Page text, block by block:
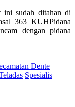
ini sudah ditahan di
363 KUHPidana
dengan pidana
Dente
Spesialis